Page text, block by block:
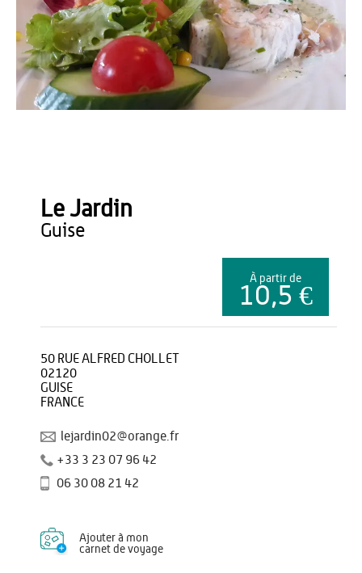
OT du Pays de Thiérache
Le Jardin
guise
À partir de
10,5 €
50 RUE ALFRED CHOLLET
02120
GUISE
FRANCE
lejardin02@orange.fr
+33 3 23 07 96 42
06 30 08 21 42
Ajouter à mon
carnet de voyage